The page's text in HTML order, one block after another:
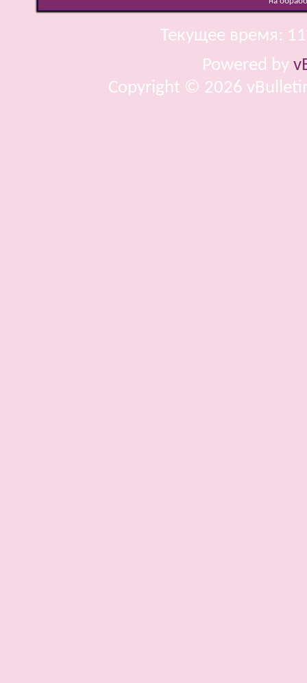
Текущее время:
Powered by
Copyright © 2026